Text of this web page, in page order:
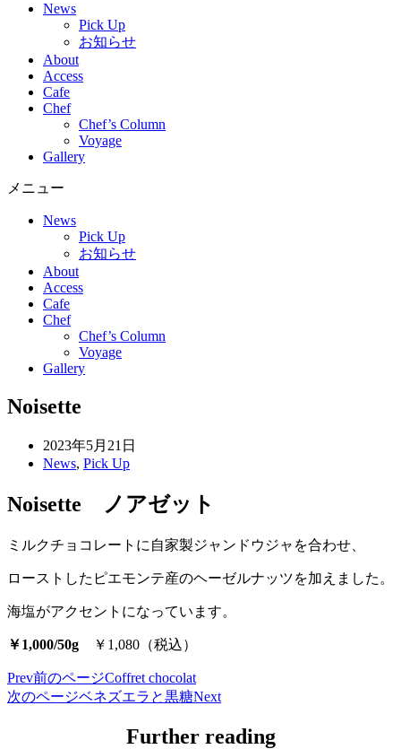
News
Pick Up
お知らせ
About
Access
Cafe
Chef
Chef’s Column
Voyage
Gallery
メニュー
News
Pick Up
お知らせ
About
Access
Cafe
Chef
Chef’s Column
Voyage
Gallery
Noisette
2023年5月21日
News, Pick Up
Noisette ノアゼット
ミルクチョコレートに自家製ジャンドウジャを合わせ、
ローストしたピエモンテ産のヘーゼルナッツを加えました。
海塩がアクセントになっています。
￥1,000/50g ￥1,080（税込）
Prev前のページCoffret chocolat
次のページベネズエラと黒糖Next
Further reading